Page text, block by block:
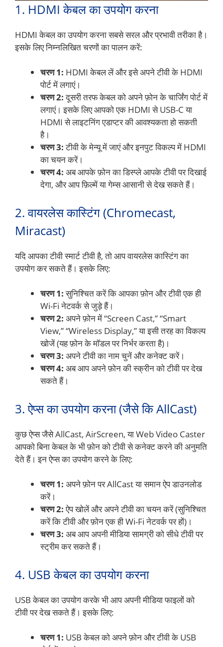
1. HDMI केबल का उपयोग करना
HDMI केबल का उपयोग करना सबसे सरल और प्रभावी तरीका है।
इसके लिए निम्नलिखित चरणों का पालन करें:
चरण 1: HDMI केबल लें और इसे अपने टीवी के HDMI
पोर्ट में लगाएं।
चरण 2:दूसरी तरफ केबल को अपने फ़ोन के चार्जिंग पोर्ट में
लगाएं। इसके लिए आपको एक HDMI से USB-C या
HDMI से लाइटनिंग एडाप्टर की आवश्यकता हो सकती
है।
चरण 3:टीवी के मेन्यू में जाएं और इनपुट विकल्प में HDMI
का चयन करें।
चरण 4: अब आपके फ़ोन का डिस्प्ले आपके टीवी पर दिखाई
देगा, और आप फ़िल्में या गेम्स आसानी से देख सकते हैं।
2. वायरलेस कास्टिंग (Chromecast,
Miracast)
यदि आपका टीवी स्मार्ट टीवी है, तो आप वायरलेस कास्टिंग का
उपयोग कर सकते हैं। इसके लिए:
चरण 1:सुनिश्चित करें कि आपका फ़ोन और टीवी एक ही
Wi-Fi नेटवर्क से जुड़े हैं।
चरण 2: अपने फ़ोन में “Screen Cast,” “Smart
View,” “Wireless Display,” या इसी तरह का विकल्प
खोजें (यह फ़ोन के मॉडल पर निर्भर करता है)।
चरण 3: अपने टीवी का नाम चुनें और कनेक्ट करें।
चरण 4: अब आप अपने फ़ोन की स्क्रीन को टीवी पर देख
सकते हैं।
3. ऐप्स का उपयोग करना (जैसे कि AllCast)
कुछ ऐप्स जैसे AllCast, AirScreen, या Web Video Caster
आपको बिना केबल के भी फ़ोन को टीवी से कनेक्ट करने की अनुमति
देते हैं। इन ऐप्स का उपयोग करने के लिए:
चरण 1: अपने फ़ोन पर AllCast या समान ऐप डाउनलोड
करें।
चरण 2:ऐप खोलें और अपने टीवी का चयन करें (सुनिश्चित
करें कि टीवी और फ़ोन एक ही Wi-Fi नेटवर्क पर हों)।
चरण 3: अब आप अपनी मीडिया सामग्री को सीधे टीवी पर
स्ट्रीम कर सकते हैं।
4. USB केबल का उपयोग करना
USB केबल का उपयोग करके भी आप अपनी मीडिया फाइलों को
टीवी पर देख सकते हैं। इसके लिए:
चरण 1: USB केबल को अपने फ़ोन और टीवी के USB